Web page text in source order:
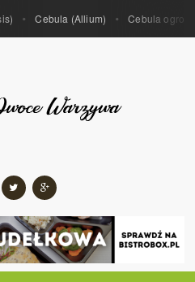
Cebula (Allium) Cebula